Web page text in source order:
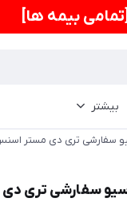
[تمامی بیمه ها]
بیشتر